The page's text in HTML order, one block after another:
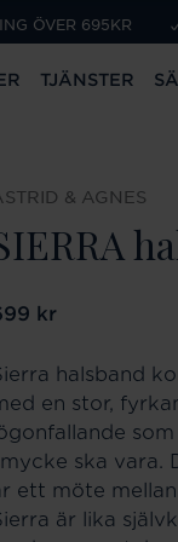
ÖVER 695KR
TJÄNSTER
& AGNES
:699 kr
kr
halsband
en stor,
ska vara.
ett möte
är lika